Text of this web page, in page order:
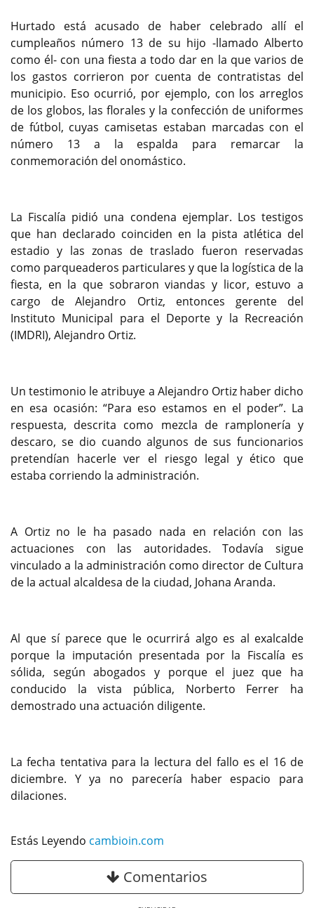
Hurtado está acusado de haber celebrado allí el
cumpleaños número 13 de su hijo -llamado Alberto
como él- con una fiesta a todo dar en la que varios de
los gastos corrieron por cuenta de contratistas del
municipio. Eso ocurrió, por ejemplo, con los arreglos
de los globos, las florales y la confección de uniformes
de fútbol, cuyas camisetas estaban marcadas con el
número 13 a la espalda para remarcar la
conmemoración del onomástico.
La Fiscalía pidió una condena ejemplar. Los testigos
que han declarado coinciden en la pista atlética del
estadio y las zonas de traslado fueron reservadas
como parqueaderos particulares y que la logística de la
fiesta, en la que sobraron viandas y licor, estuvo a
cargo de Alejandro Ortiz, entonces gerente del
Instituto Municipal para el Deporte y la Recreación
(IMDRI), Alejandro Ortiz.
Un testimonio le atribuye a Alejandro Ortiz haber dicho
en esa ocasión: “Para eso estamos en el poder”. La
respuesta, descrita como mezcla de ramplonería y
descaro, se dio cuando algunos de sus funcionarios
pretendían hacerle ver el riesgo legal y ético que
estaba corriendo la administración.
A Ortiz no le ha pasado nada en relación con las
actuaciones con las autoridades. Todavía sigue
vinculado a la administración como director de Cultura
de la actual alcaldesa de la ciudad, Johana Aranda.
Al que sí parece que le ocurrirá algo es al exalcalde
porque la imputación presentada por la Fiscalía es
sólida, según abogados y porque el juez que ha
conducido la vista pública, Norberto Ferrer ha
demostrado una actuación diligente.
La fecha tentativa para la lectura del fallo es el 16 de
diciembre. Y ya no parecería haber espacio para
dilaciones.
Estás Leyendo cambioin.com
Comentarios